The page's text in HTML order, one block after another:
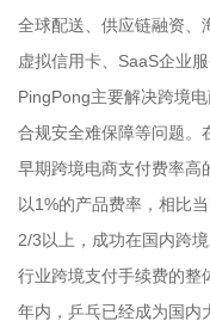
全球配送、供应链融资、
虚拟信用卡、SaaS企业
PingPong主要解决跨境
合规安全难保障等问题。
早期跨境电商支付费率高
以1%的产品费率，相比
2/3以上，成功在国内跨
行业跨境支付手续费的整
年内，乒乓已经成为国内